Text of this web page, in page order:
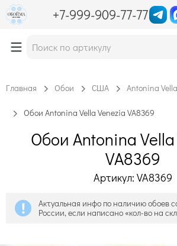
+7-999-909-77-77
Главная Обои США Antonina Vella
Обои Antonina Vella Venezia VA8369
Обои Antonina
VA8369
Артикул: VA8369
Актуальная инфо по наличию обоев
России, если написано «кол-во на